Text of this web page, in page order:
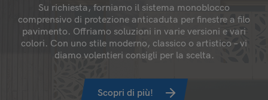
Su richiesta, forniamo il sistema monoblocco
comprensivo di protezione anticaduta per finestre a filo
pavimento. Offriamo soluzioni in varie versioni e vari
colori. Con uno stile moderno, classico o artistico – vi
diamo volentieri consigli per la scelta.
Scopri di più!